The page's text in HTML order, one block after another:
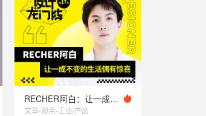
RECHER阿白：让一成不变的生活偶有惊喜
文章-观点-工业/产品